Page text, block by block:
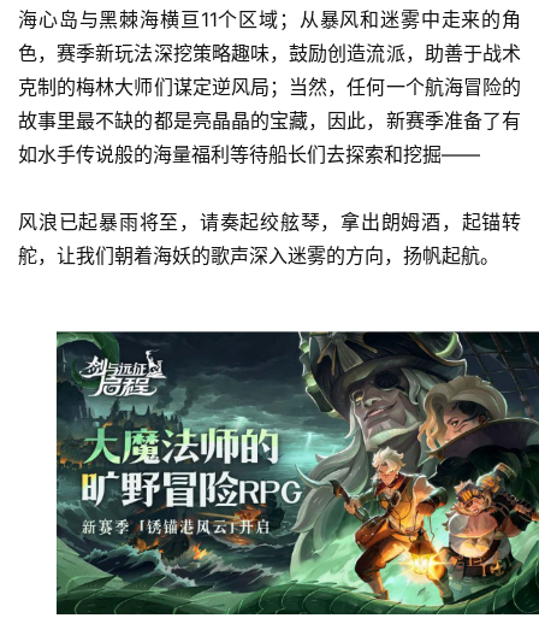
海心岛与黑棘海横亘11个区域；从暴风和迷雾中走来的角
色，赛季新玩法深挖策略趣味，鼓励创造流派，助善于战术
克制的梅林大师们谋定逆风局；当然，任何一个航海冒险的
故事里最不缺的都是亮晶晶的宝藏，因此，新赛季准备了有
如水手传说般的海量福利等待船长们去探索和挖掘——
风浪已起暴雨将至，请奏起绞舷琴，拿出朗姆酒，起锚转
舵，让我们朝着海妖的歌声深入迷雾的方向，扬帆起航。